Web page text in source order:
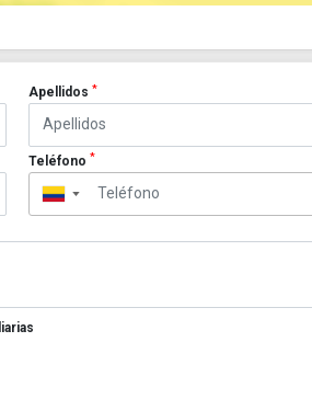
Apellidos *
Teléfono *
▼